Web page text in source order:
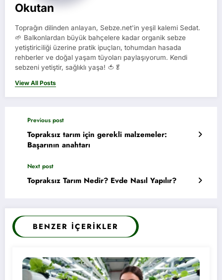
Okutan
Toprağın dilinden anlayan, Sebze.net'in yeşil kalemi Sedat.
🌱 Balkonlardan büyük bahçelere kadar organik sebze
yetiştiriciliği üzerine pratik ipuçları, tohumdan hasada
rehberler ve doğal yaşam tüyoları paylaşıyorum. Kendi
sebzeni yetiştir, sağlıklı yaşa! 🍅🥬
View All Posts
Previous post
Topraksız tarım için gerekli malzemeler:
Başarının anahtarı
Next post
Topraksız Tarım Nedir? Evde Nasıl Yapılır?
BENZER İÇERIKLER